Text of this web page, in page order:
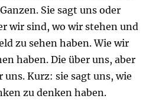
Sie sagt uns oder
wir sind, wo wir stehen und
zu sehen haben. Wie wir
haben. Die über uns, aber
Kurz: sie sagt uns, wie
zu denken haben.